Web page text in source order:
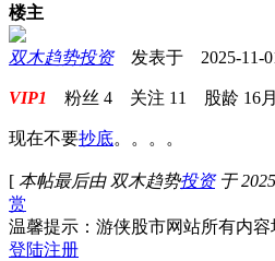
楼主
双木趋势投资发表于 2025-11-
VIP1 粉丝 4 关注 11 股龄 16月
现在不要抄底。。。。
[ 本帖最后由 双木趋势投资于
赏
温馨提示：游侠股市网站所有内
登陆注册